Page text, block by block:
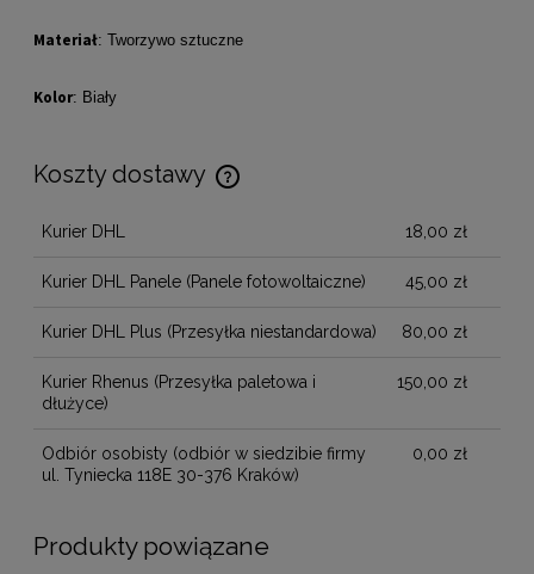
Materiał: Tworzywo sztuczne
Kolor: Biały
Koszty dostawy
Cena nie zawiera ewentualnych kosztów płatności
Kurier DHL 18,00 zł
Kurier DHL Panele (Panele fotowoltaiczne) 45,00 zł
Kurier DHL Plus (Przesyłka niestandardowa) 80,00 zł
Kurier Rhenus (Przesyłka paletowa i
dłużyce)
150,00 zł
Odbiór osobisty (odbiór w siedzibie firmy
ul. Tyniecka 118E 30-376 Kraków)
0,00 zł
Produkty powiązane